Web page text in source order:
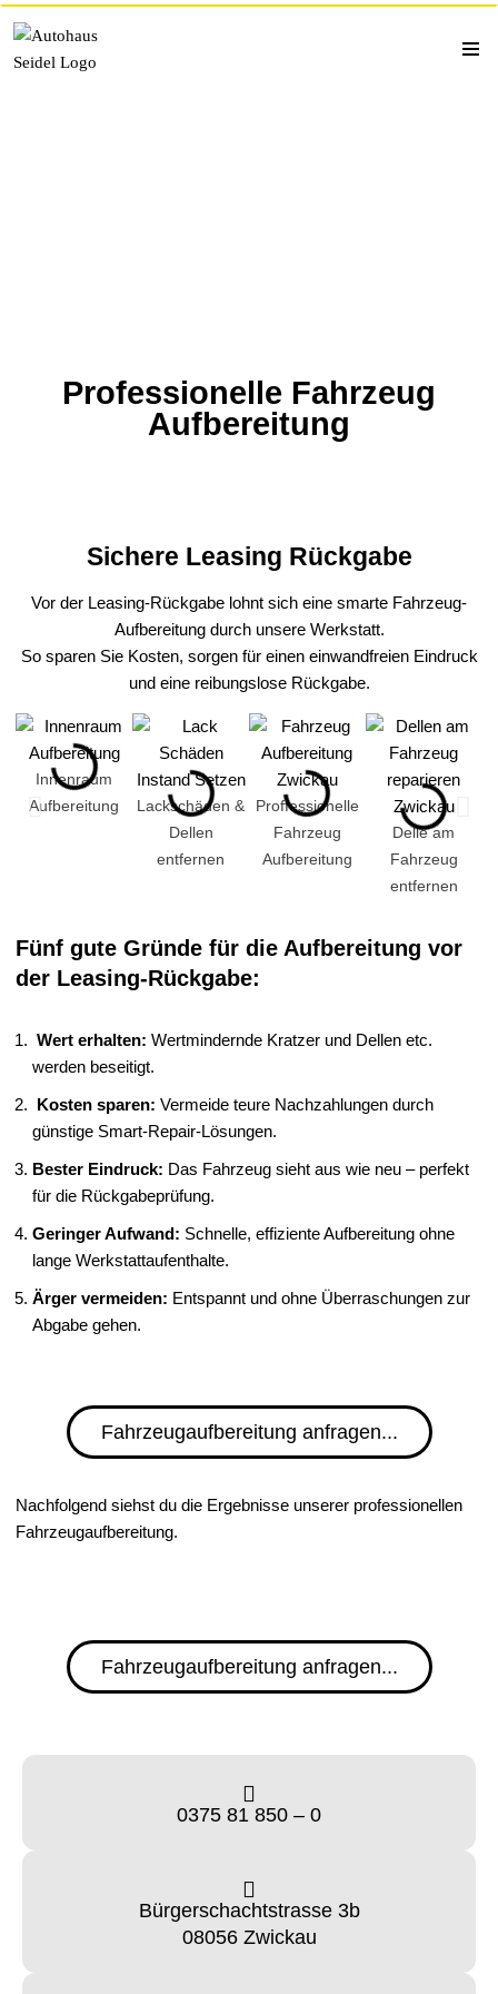
Zum
Professionelle Fahrzeug
Aufbereitung
Sichere Leasing Rückgabe
Vor der Leasing-Rückgabe lohnt sich eine smarte Fahrzeug-
Aufbereitung durch unsere Werkstatt.
So sparen Sie Kosten, sorgen für einen einwandfreien Eindruck
und eine reibungslose Rückgabe.
Innenraum
Aufbereitung
Lackschäden &
Dellen
entfernen
Proffessionelle
Fahrzeug
Aufbereitung
Delle am
Fahrzeug
entfernen
Fünf gute Gründe für die Aufbereitung vor
der Leasing-Rückgabe:
Wert erhalten: Wertmindernde Kratzer und Dellen etc.
werden beseitigt.
Kosten sparen: Vermeide teure Nachzahlungen durch
günstige Smart-Repair-Lösungen.
Bester Eindruck: Das Fahrzeug sieht aus wie neu – perfekt
für die Rückgabeprüfung.
Geringer Aufwand: Schnelle, effiziente Aufbereitung ohne
lange Werkstattaufenthalte.
Ärger vermeiden: Entspannt und ohne Überraschungen zur
Abgabe gehen.
Fahrzeugaufbereitung anfragen...
Nachfolgend siehst du die Ergebnisse unserer professionellen
Fahrzeugaufbereitung.
Fahrzeugaufbereitung anfragen...
0375 81 850 – 0
Bürgerschachtstrasse 3b
08056 Zwickau